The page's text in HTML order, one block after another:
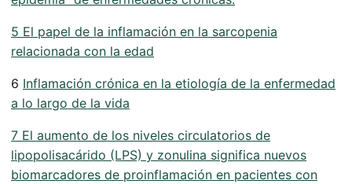
5 El papel de la inflamación en la sarcopenia
relacionada con la edad
6 Inflamación crónica en la etiología de la enfermedad
a lo largo de la vida
7 El aumento de los niveles circulatorios de
lipopolisacárido (LPS) y zonulina significa nuevos
biomarcadores de proinflamación en pacientes con